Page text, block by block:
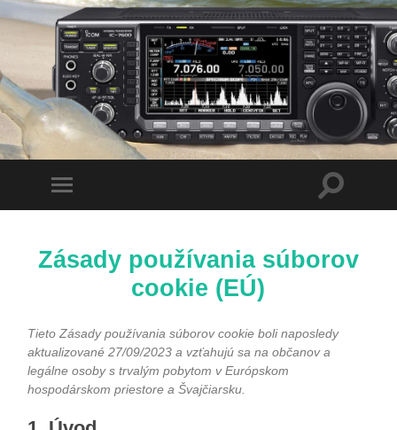
mobile
Toggle
Zásady používania súborov
cookie (EÚ)
Tieto Zásady používania súborov cookie boli naposledy
aktualizované 27/09/2023 a vzťahujú sa na občanov a
legálne osoby s trvalým pobytom v Európskom
hospodárskom priestore a Švajčiarsku.